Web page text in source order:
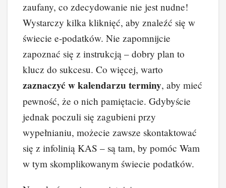
zaufany, co zdecydowanie nie jest nudne!
Wystarczy kilka kliknięć, aby znaleźć się w
świecie e-podatków. Nie zapomnijcie
zapoznać się z instrukcją – dobry plan to
klucz do sukcesu. Co więcej, warto
zaznaczyć w kalendarzu terminy, aby mieć
pewność, że o nich pamiętacie. Gdybyście
jednak poczuli się zagubieni przy
wypełnianiu, możecie zawsze skontaktować
się z infolinią KAS – są tam, by pomóc Wam
w tym skomplikowanym świecie podatków.